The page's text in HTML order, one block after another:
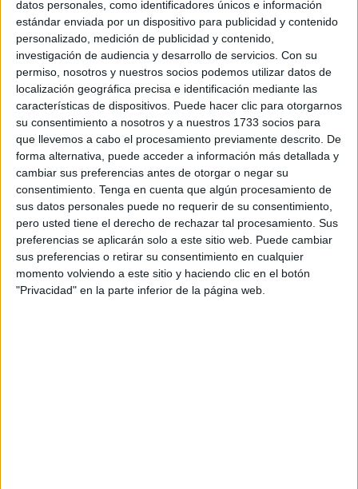
datos personales, como identificadores únicos e información
estándar enviada por un dispositivo para publicidad y contenido
personalizado, medición de publicidad y contenido,
investigación de audiencia y desarrollo de servicios. Con su
permiso, nosotros y nuestros socios podemos utilizar datos de
localización geográfica precisa e identificación mediante las
características de dispositivos. Puede hacer clic para otorgarnos
su consentimiento a nosotros y a nuestros 1733 socios para
que llevemos a cabo el procesamiento previamente descrito. De
forma alternativa, puede acceder a información más detallada y
cambiar sus preferencias antes de otorgar o negar su
consentimiento. Tenga en cuenta que algún procesamiento de
sus datos personales puede no requerir de su consentimiento,
pero usted tiene el derecho de rechazar tal procesamiento. Sus
preferencias se aplicarán solo a este sitio web. Puede cambiar
sus preferencias o retirar su consentimiento en cualquier
momento volviendo a este sitio y haciendo clic en el botón
"Privacidad" en la parte inferior de la página web.
El Centro Comercial Abierto entrega un pack
Apple a una clienta en Ceuta
POR PALOMA ABAD 19/12/2025 0
Centro Comercial Abierto lanza su
emblemático sorteo navideño de una moto
POR MAYTE SOLÁN 02/12/2025 0
La Ciudad activa dos convenios para impulsar
el comercio en Navidad
POR PALOMA ABAD 21/11/2025 0
Centro Comercial Abierto impulsa su
plataforma digital con una campaña con el
Ceuta
POR PALOMA ABAD 28/10/2025 0